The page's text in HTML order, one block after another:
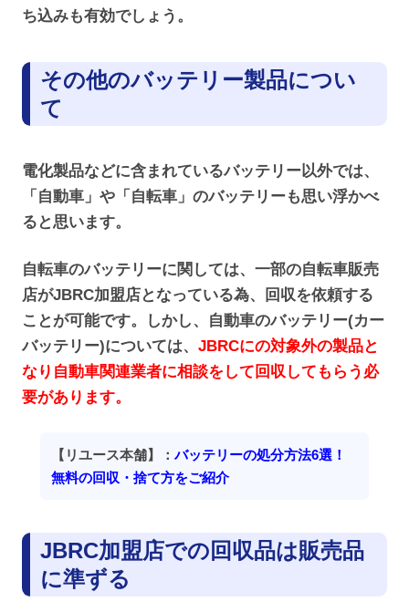
ち込みも有効でしょう。
その他のバッテリー製品につい
て
電化製品などに含まれているバッテリー以外では、
「自動車」や「自転車」のバッテリーも思い浮かべ
ると思います。
自転車のバッテリーに関しては、一部の自転車販売
店がJBRC加盟店となっている為、回収を依頼する
ことが可能です。しかし、自動車のバッテリー(カー
バッテリー)については、 JBRCにの対象外の製品と
なり自動車関連業者に相談をして回収してもらう必
要があります。
【リユース本舗】：バッテリーの処分方法6選！
無料の回収・捨て方をご紹介
JBRC加盟店での回収品は販売品
に準ずる